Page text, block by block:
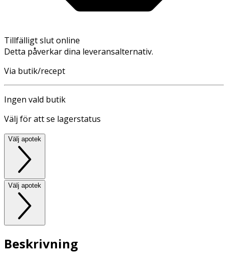
Tillfälligt slut online
Detta påverkar dina leveransalternativ.
Via butik/recept
Ingen vald butik
Välj för att se lagerstatus
Välj apotek
Välj apotek
Beskrivning